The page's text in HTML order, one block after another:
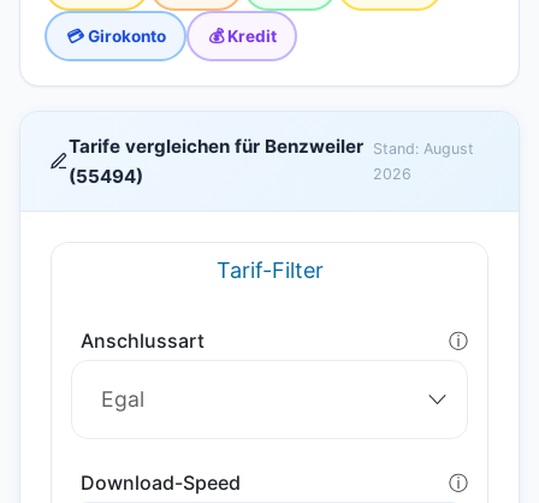
💳 Girokonto 💰 Kredit
Tarife vergleichen für Benzweiler
(55494)
Stand: August
2026